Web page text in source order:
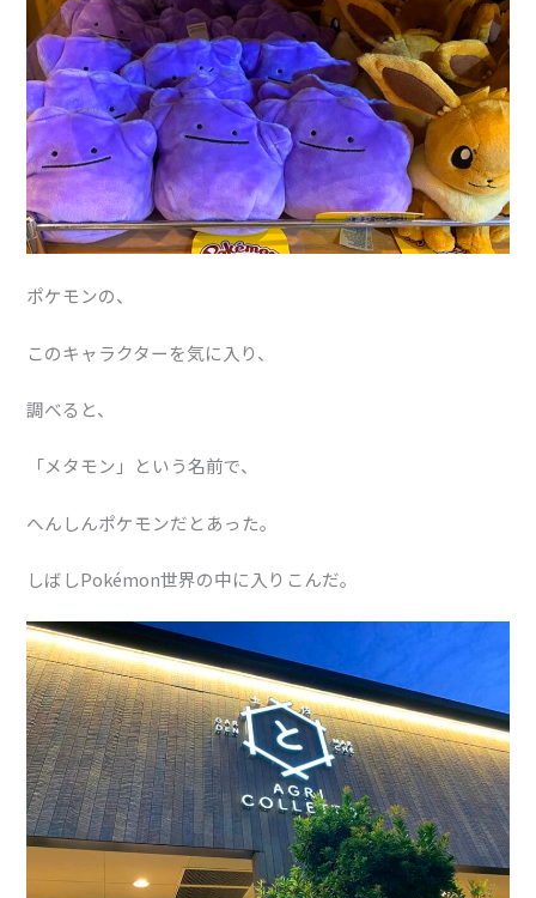
ポケモンの、
このキャラクターを気に入り、
調べると、
「メタモン」という名前で、
へんしんポケモンだとあった。
しばしPokémon世界の中に入りこんだ。